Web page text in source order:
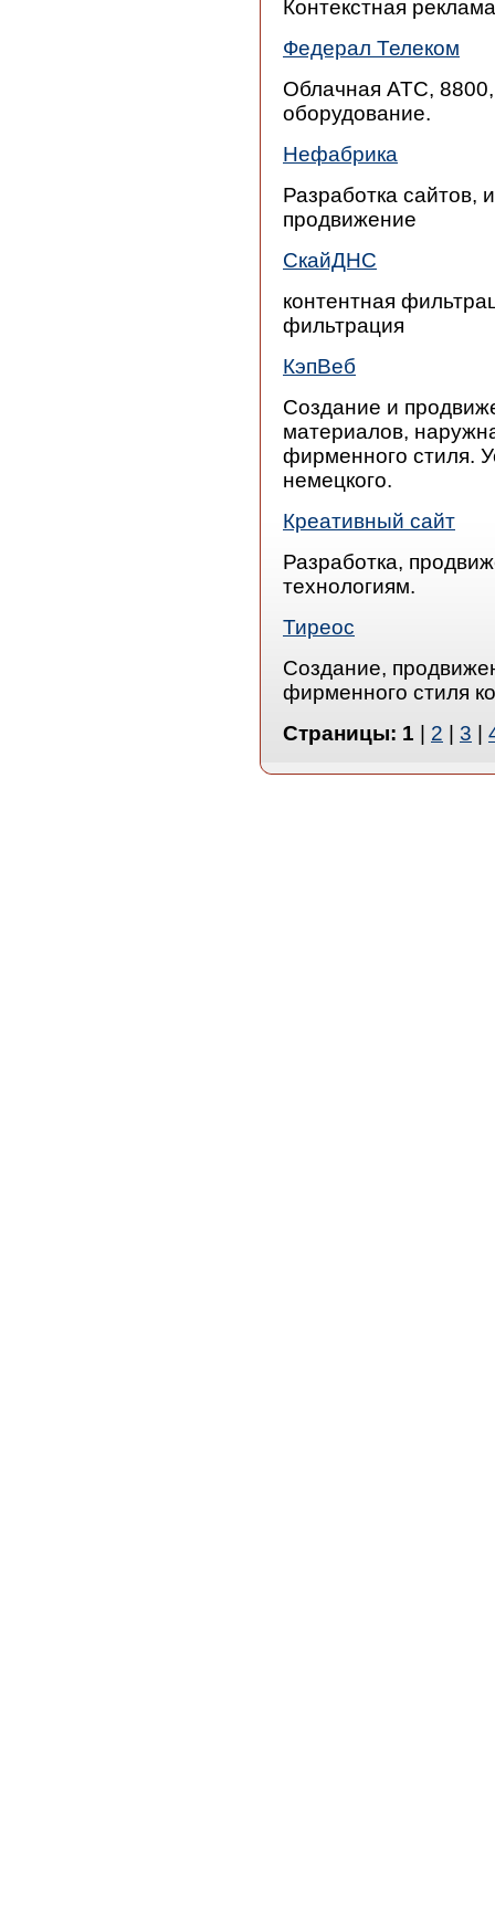
Контекстная реклама
Федерал Телеком
Облачная АТС,
оборудование.
Нефабрика
Разработка сайтов,
продвижение
СкайДНС
контентная
фильтрация
КэпВеб
Создание и
материалов,
фирменного стиля.
немецкого.
Креативный сайт
Разработка,
технологиям.
Тиреос
Создание,
фирменного стиля
Страницы: 1 2 3